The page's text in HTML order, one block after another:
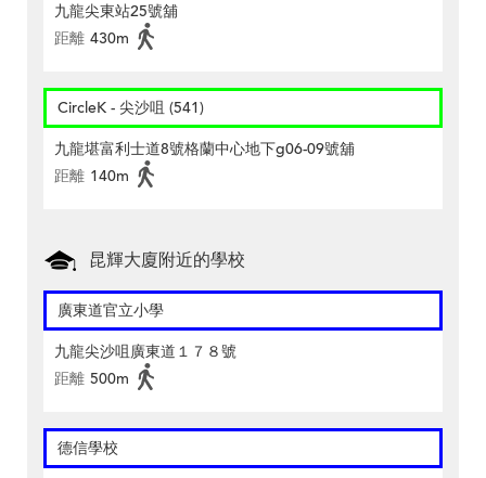
九龍尖東站25號舖
距離 430m
CircleK - 尖沙咀 (541)
九龍堪富利士道8號格蘭中心地下g06-09號舖
距離 140m
昆輝大廈附近的學校
廣東道官立小學
九龍尖沙咀廣東道１７８號
距離 500m
德信學校